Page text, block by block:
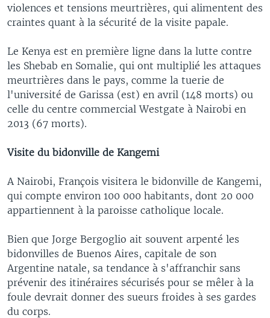
violences et tensions meurtrières, qui alimentent des
craintes quant à la sécurité de la visite papale.
Le Kenya est en première ligne dans la lutte contre
les Shebab en Somalie, qui ont multiplié les attaques
meurtrières dans le pays, comme la tuerie de
l'université de Garissa (est) en avril (148 morts) ou
celle du centre commercial Westgate à Nairobi en
2013 (67 morts).
Visite du bidonville de Kangemi
A Nairobi, François visitera le bidonville de Kangemi,
qui compte environ 100 000 habitants, dont 20 000
appartiennent à la paroisse catholique locale.
Bien que Jorge Bergoglio ait souvent arpenté les
bidonvilles de Buenos Aires, capitale de son
Argentine natale, sa tendance à s'affranchir sans
prévenir des itinéraires sécurisés pour se mêler à la
foule devrait donner des sueurs froides à ses gardes
du corps.